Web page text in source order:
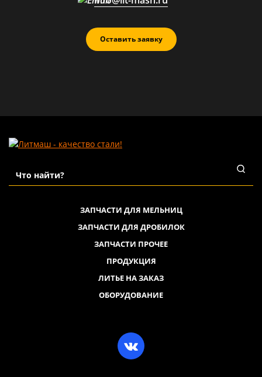
Оставить заявку
ЗАПЧАСТИ ДЛЯ МЕЛЬНИЦ
ЗАПЧАСТИ ДЛЯ ДРОБИЛОК
ЗАПЧАСТИ ПРОЧЕЕ
ПРОДУКЦИЯ
ЛИТЬЕ НА ЗАКАЗ
ОБОРУДОВАНИЕ